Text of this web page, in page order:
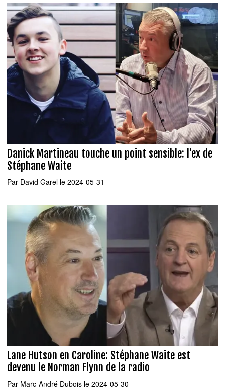
Danick Martineau touche un point sensible: l'ex de
Stéphane Waite
Par David Garel le 2024-05-31
Lane Hutson en Caroline: Stéphane Waite est
devenu le Norman Flynn de la radio
Par Marc-André Dubois le 2024-05-30